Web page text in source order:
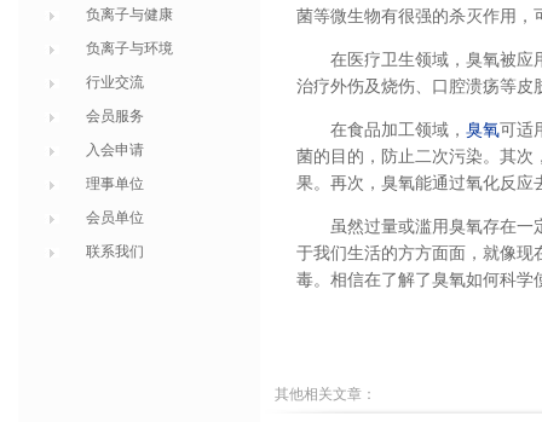
负离子与健康
负离子与环境
行业交流
会员服务
入会申请
理事单位
会员单位
联系我们
菌等微生物有很强的杀灭作用，
在医疗卫生领域，臭氧被应
治疗外伤及烧伤、口腔溃疡等皮
在食品加工领域， 臭氧可适
菌的目的，防止二次污染。其次
果。再次，臭氧能通过氧化反应
虽然过量或滥用臭氧存在一
于我们生活的方方面面，就像现
毒。相信在了解了臭氧如何科学
其他相关文章：